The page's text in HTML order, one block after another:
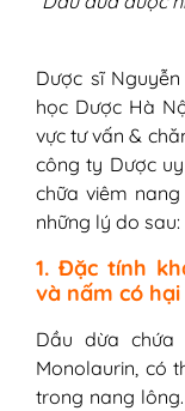
Dược sĩ
học Dược Hà
vực tư vấn &
công ty Dược
chữa viêm
những lý do sau:
1. Đặc tính
và nấm có hại
Dầu dừa
Monolaurin, có
trong nang